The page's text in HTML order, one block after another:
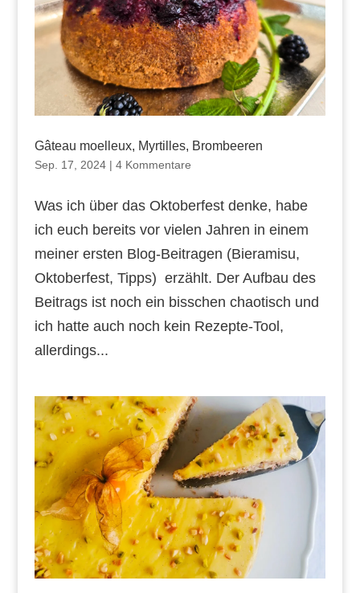
Gâteau moelleux, Myrtilles, Brombeeren
Sep. 17, 2024| 4 Kommentare
Was ich über das Oktoberfest denke, habe
ich euch bereits vor vielen Jahren in einem
meiner ersten Blog-Beitragen (Bieramisu,
Oktoberfest, Tipps) erzählt. Der Aufbau des
Beitrags ist noch ein bisschen chaotisch und
ich hatte auch noch kein Rezepte-Tool,
allerdings...